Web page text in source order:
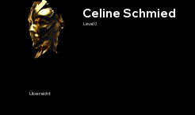
Übersicht
Celine Schmied
Level 0